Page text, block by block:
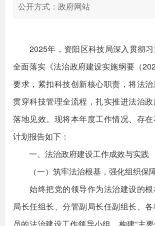
公开方式：政府网站
2025年，资阳区科技局深入贯彻习
全面落实《法治政府建设实施纲要（
要求，紧扣科技创新核心职责，将法
贯穿科技管理全流程，扎实推进法治
落地见效。现将本年度工作情况、存
计划报告如下：
一、法治政府建设工作成效与实践
（一）筑牢法治根基，强化组织保
始终把党的领导作为法治建设的根
局长任组长、分管副局长任副组长、